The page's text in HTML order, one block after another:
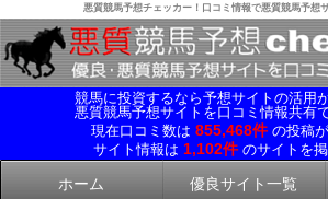
悪質競馬予想チェッカー！口コミ情報で悪質競馬予想
競馬に投資するなら予想サイトの活用
悪質競馬予想サイトを口コミ情報共有
現在口コミ数は 855,468件 の投稿
サイト情報は 1,102件 のサイトを掲
ホーム 優良サイト一覧